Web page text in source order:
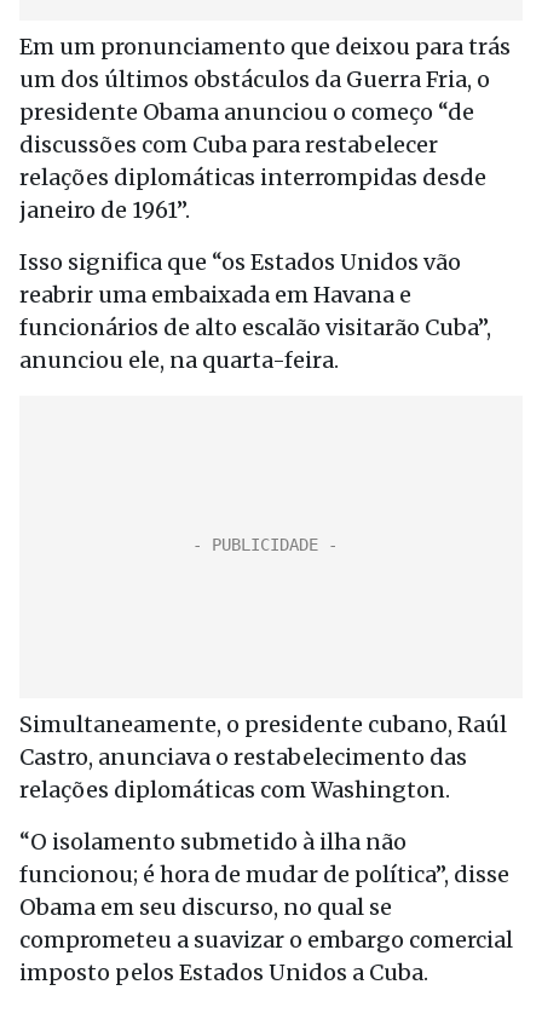
Em um pronunciamento que deixou para trás
um dos últimos obstáculos da Guerra Fria, o
presidente Obama anunciou o começo “de
discussões com Cuba para restabelecer
relações diplomáticas interrompidas desde
janeiro de 1961”.
Isso significa que “os Estados Unidos vão
reabrir uma embaixada em Havana e
funcionários de alto escalão visitarão Cuba”,
anunciou ele, na quarta-feira.
Simultaneamente, o presidente cubano, Raúl
Castro, anunciava o restabelecimento das
relações diplomáticas com Washington.
“O isolamento submetido à ilha não
funcionou; é hora de mudar de política”, disse
Obama em seu discurso, no qual se
comprometeu a suavizar o embargo comercial
imposto pelos Estados Unidos a Cuba.